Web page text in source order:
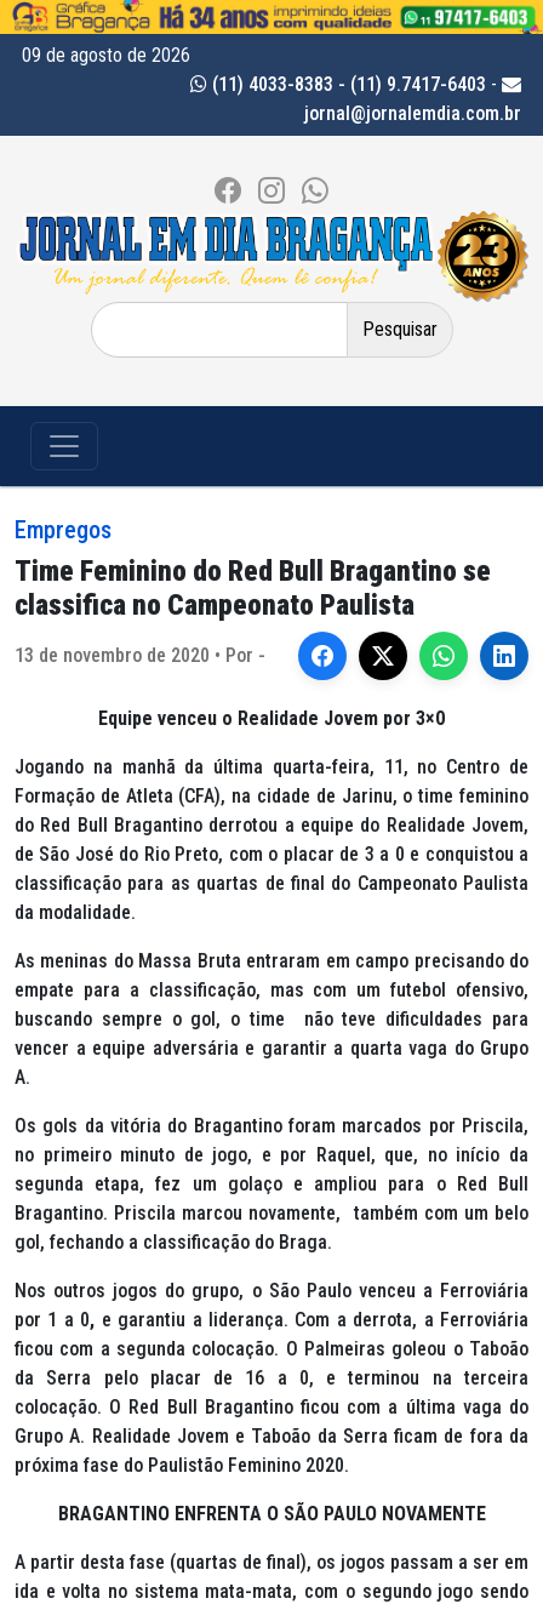
09 de agosto de 2026
(11) 4033-8383 - (11) 9.7417-6403 -
jornal@jornalemdia.com.br
Pesquisar
por:
Empregos
Time Feminino do Red Bull Bragantino se
classifica no Campeonato Paulista
13 de novembro de 2020 • Por -
Equipe venceu o Realidade Jovem por 3×0
Jogando na manhã da última quarta-feira, 11, no Centro de
Formação de Atleta (CFA), na cidade de Jarinu, o time feminino
do Red Bull Bragantino derrotou a equipe do Realidade Jovem,
de São José do Rio Preto, com o placar de 3 a 0 e conquistou a
classificação para as quartas de final do Campeonato Paulista
da modalidade.
As meninas do Massa Bruta entraram em campo precisando do
empate para a classificação, mas com um futebol ofensivo,
buscando sempre o gol, o time não teve dificuldades para
vencer a equipe adversária e garantir a quarta vaga do Grupo
A.
Os gols da vitória do Bragantino foram marcados por Priscila,
no primeiro minuto de jogo, e por Raquel, que, no início da
segunda etapa, fez um golaço e ampliou para o Red Bull
Bragantino. Priscila marcou novamente, também com um belo
gol, fechando a classificação do Braga.
Nos outros jogos do grupo, o São Paulo venceu a Ferroviária
por 1 a 0, e garantiu a liderança. Com a derrota, a Ferroviária
ficou com a segunda colocação. O Palmeiras goleou o Taboão
da Serra pelo placar de 16 a 0, e terminou na terceira
colocação. O Red Bull Bragantino ficou com a última vaga do
Grupo A. Realidade Jovem e Taboão da Serra ficam de fora da
próxima fase do Paulistão Feminino 2020.
BRAGANTINO ENFRENTA O SÃO PAULO NOVAMENTE
A partir desta fase (quartas de final), os jogos passam a ser em
ida e volta no sistema mata-mata, com o segundo jogo sendo